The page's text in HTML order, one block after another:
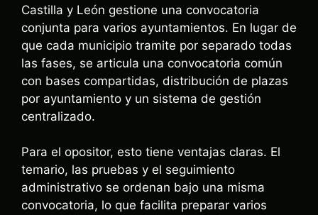
Castilla y León gestione una convocatoria
conjunta para varios ayuntamientos. En lugar de
que cada municipio tramite por separado todas
las fases, se articula una convocatoria común
con bases compartidas, distribución de plazas
por ayuntamiento y un sistema de gestión
centralizado.
Para el opositor, esto tiene ventajas claras. El
temario, las pruebas y el seguimiento
administrativo se ordenan bajo una misma
convocatoria, lo que facilita preparar varios